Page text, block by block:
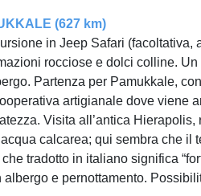
(627 km)
in Jeep Safari
rocciose e dolci colline.
Partenza per Pamukkale,
artigianale dove viene
Visita all’antica
calcarea; qui sembra che
tradotto in italiano significa
e pernottamento.